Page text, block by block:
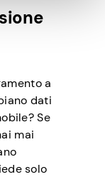
a
dati
Se
mai
solo